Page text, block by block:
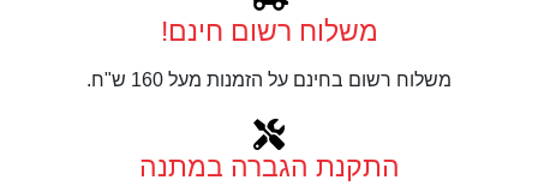
משלוח רשום חינם!
משלוח רשום בחינם על הזמנות מעל 160 ש"ח.
התקנת הגברה במתנה